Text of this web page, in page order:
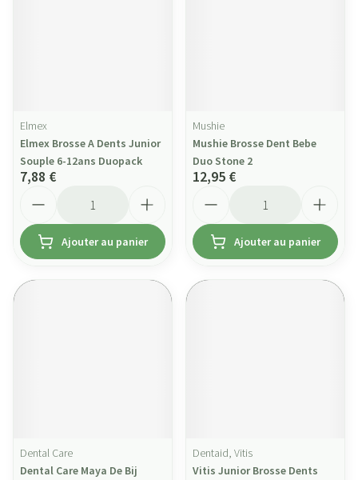
Elmex
Elmex Brosse A Dents Junior
Souple 6-12ans Duopack
7,88 €
Ajouter au panier
Mushie
Mushie Brosse Dent Bebe
Duo Stone 2
12,95 €
Ajouter au panier
Dental Care
Dental Care Maya De Bij
Dentaid, Vitis
Vitis Junior Brosse Dents